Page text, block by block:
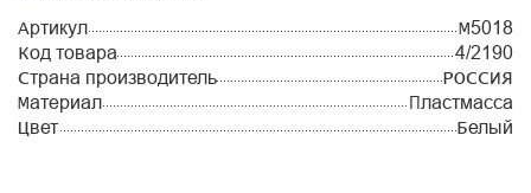
Артикул
М5018
Код товара
4/2190
Страна производитель
РОССИЯ
Материал
Пластмасса
Цвет
Белый